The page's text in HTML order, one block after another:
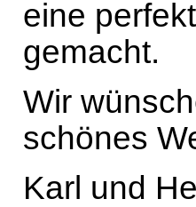
eine
gemacht.
Wir
schönes
Karl und